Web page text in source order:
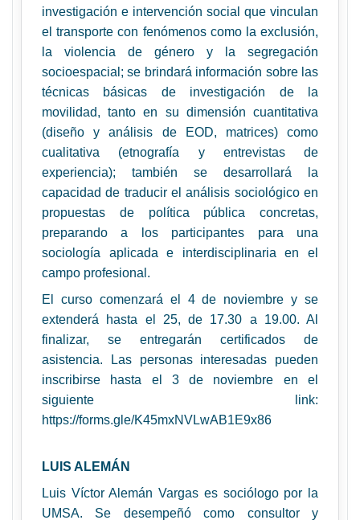
investigación e intervención social que vinculan
el transporte con fenómenos como la exclusión,
la violencia de género y la segregación
socioespacial; se brindará información sobre las
técnicas básicas de investigación de la
movilidad, tanto en su dimensión cuantitativa
(diseño y análisis de EOD, matrices) como
cualitativa (etnografía y entrevistas de
experiencia); también se desarrollará la
capacidad de traducir el análisis sociológico en
propuestas de política pública concretas,
preparando a los participantes para una
sociología aplicada e interdisciplinaria en el
campo profesional.
El curso comenzará el 4 de noviembre y se
extenderá hasta el 25, de 17.30 a 19.00. Al
finalizar, se entregarán certificados de
asistencia. Las personas interesadas pueden
inscribirse hasta el 3 de noviembre en el
siguiente link:
https://forms.gle/K45mxNVLwAB1E9x86
LUIS ALEMÁN
Luis Víctor Alemán Vargas es sociólogo por la
UMSA. Se desempeñó como consultor y